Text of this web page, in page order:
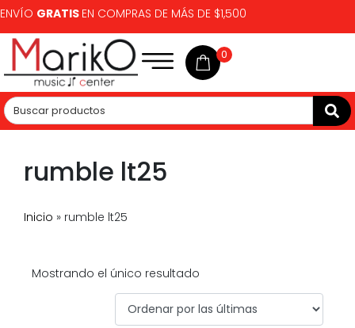
ENVÍO GRATIS EN COMPRAS DE MÁS DE $1,500
0
rumble lt25
Inicio » rumble lt25
Mostrando el único resultado